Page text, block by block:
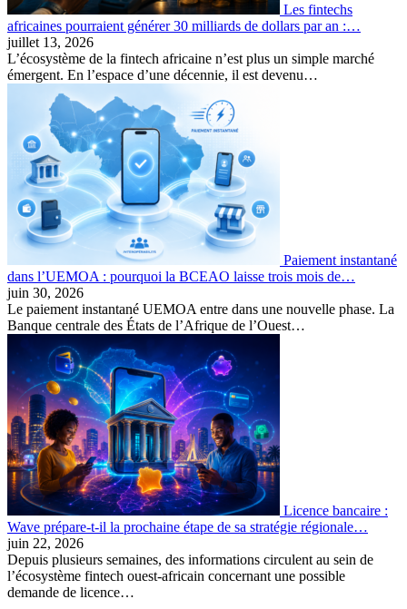
Les fintechs
africaines pourraient générer 30 milliards de dollars par an :…
juillet 13, 2026
L’écosystème de la fintech africaine n’est plus un simple marché
émergent. En l’espace d’une décennie, il est devenu…
Paiement instantané
dans l’UEMOA : pourquoi la BCEAO laisse trois mois de…
juin 30, 2026
Le paiement instantané UEMOA entre dans une nouvelle phase. La
Banque centrale des États de l’Afrique de l’Ouest…
Licence bancaire :
Wave prépare-t-il la prochaine étape de sa stratégie régionale…
juin 22, 2026
Depuis plusieurs semaines, des informations circulent au sein de
l’écosystème fintech ouest-africain concernant une possible
demande de licence…